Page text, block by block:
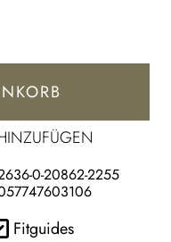
0-20862-2255
Fitguides